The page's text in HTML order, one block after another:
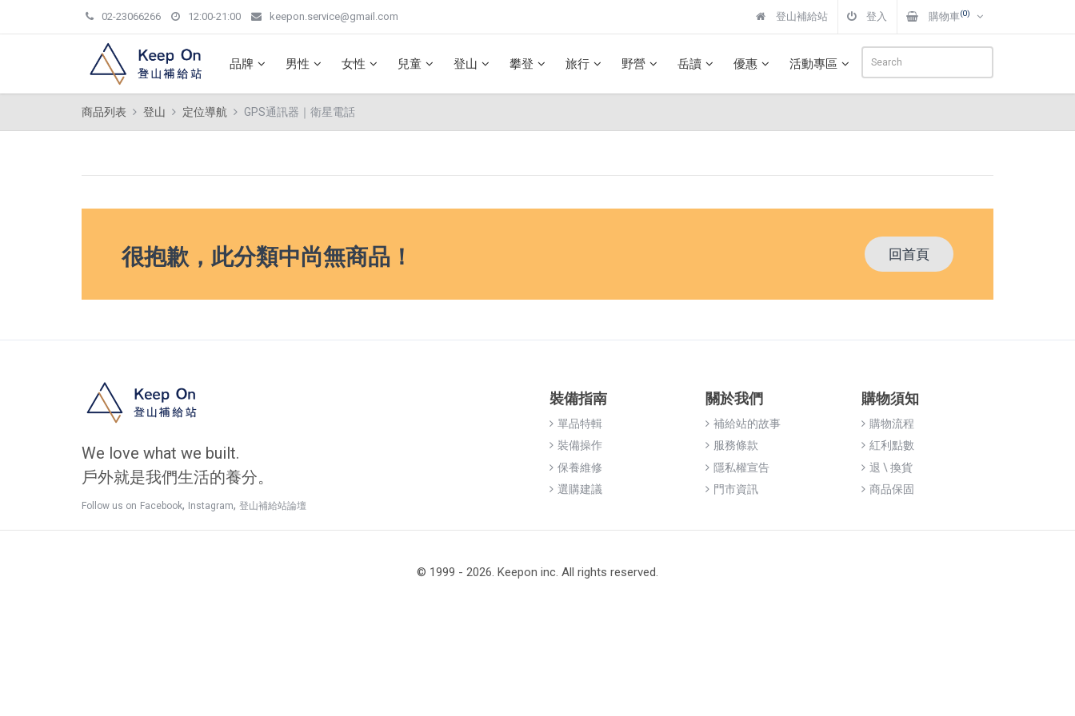
02-23066266 12:00-21:00 keepon.service@gmail.com 登山補給站 登入 購物車(0)
品牌 男性 女性 兒童 登山 攀登 旅行 野營 岳讀 優惠 活動專區
商品列表 登山 定位導航 GPS通訊器｜衛星電話
很抱歉，此分類中尚無商品！ 回首頁
We love what we built.
戶外就是我們生活的養分。
Follow us on Facebook, Instagram, 登山補給站論壇
裝備指南
單品特輯
裝備操作
保養維修
選購建議
關於我們
補給站的故事
服務條款
隱私權宣告
門市資訊
購物須知
購物流程
紅利點數
退 \ 換貨
商品保固
© 1999 - 2026. Keepon inc. All rights reserved.